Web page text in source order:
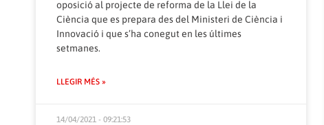
oposició al projecte de reforma de la Llei de la
Ciència que es prepara des del Ministeri de Ciència i
Innovació i que s’ha conegut en les últimes
setmanes.
LLEGIR MÉS »
14/04/2021 - 09:21:53